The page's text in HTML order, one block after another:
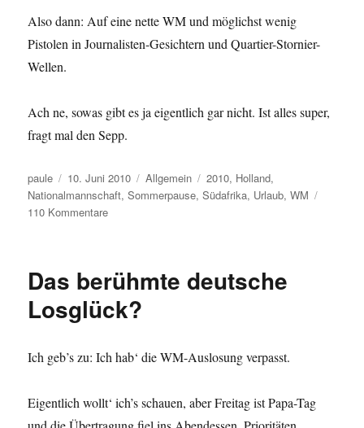
Also dann: Auf eine nette WM und möglichst wenig
Pistolen in Journalisten-Gesichtern und Quartier-Stornier-
Wellen.
Ach ne, sowas gibt es ja eigentlich gar nicht. Ist alles super,
fragt mal den Sepp.
Autor
paule
Veröffentlicht
am
10. Juni 2010 Kategorien
Allgemein Schlagwörter
2010, Holland,
Nationalmannschaft,Sommerpause,Südafrika, Urlaub,WM
110 Kommentarezu
Urlaub
ein
Das berühmte deutsche
Losglück?
Ich geb’s zu: Ich hab‘ die WM-Auslosung verpasst.
Eigentlich wollt‘ ich’s schauen, aber Freitag ist Papa-Tag